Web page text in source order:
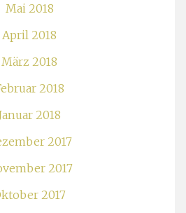
Mai 2018
April 2018
März 2018
2018
2018
2017
2017
2017